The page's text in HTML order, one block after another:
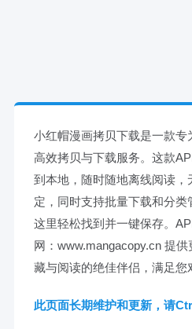
小红帽漫画拷贝下载是一款
高效拷贝与下载服务。这款
到本地，随时随地离线阅读
定，同时支持批量下载和分
这里轻松找到并一键保存。
网：www.mangacopy.cn 提
藏与阅读的绝佳伴侣，满足您
此页面长期维护和更新，请